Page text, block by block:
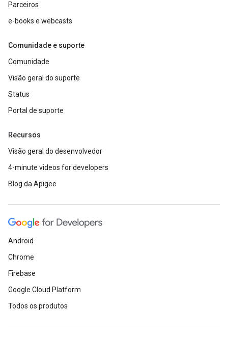
Parceiros
e-books e webcasts
Comunidade e suporte
Comunidade
Visão geral do suporte
Status
Portal de suporte
Recursos
Visão geral do desenvolvedor
4-minute videos for developers
Blog da Apigee
Android
Chrome
Firebase
Google Cloud Platform
Todos os produtos